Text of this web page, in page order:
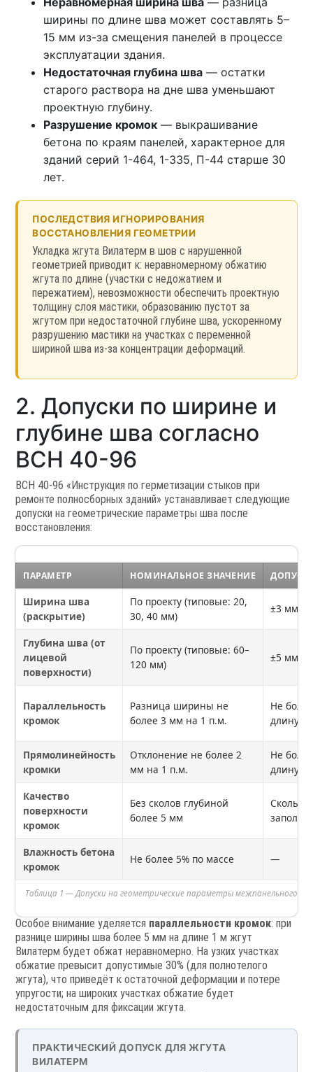
ширины по длине шва может составлять 5–
15 мм из-за смещения панелей в процессе
эксплуатации здания.
Недостаточная глубина шва — остатки
старого раствора на дне шва уменьшают
проектную глубину.
Разрушение кромок — выкрашивание
бетона по краям панелей, характерное для
зданий серий 1-464, 1-335, П-44 старше 30
лет.
ПОСЛЕДСТВИЯ ИГНОРИРОВАНИЯ
ВОССТАНОВЛЕНИЯ ГЕОМЕТРИИ
Укладка жгута Вилатерм в шов с нарушенной
геометрией приводит к: неравномерному обжатию
жгута по длине (участки с недожатием и
пережатием), невозможности обеспечить проектную
толщину слоя мастики, образованию пустот за
жгутом при недостаточной глубине шва, ускоренному
разрушению мастики на участках с переменной
шириной шва из-за концентрации деформаций.
2. Допуски по ширине и
глубине шва согласно
ВСН 40-96
ВСН 40-96 «Инструкция по герметизации стыков при
ремонте полносборных зданий» устанавливает следующие
допуски на геометрические параметры шва после
восстановления:
Таблица 1 — Допуски на геометрические параметры межпанельного
ПАРАМЕТР НОМИНАЛЬНОЕ ЗНАЧЕНИЕ
Ширина шва
(раскрытие)
По проекту (типовые: 20,
30, 40 мм)
±3 мм
Глубина шва (от
лицевой
поверхности)
По проекту (типовые: 60–
120 мм)
±5 мм
Параллельность
кромок
Разница ширины не
более 3 мм на 1 п.м.
Не
длину
Прямолинейность
кромки
Отклонение не более 2
мм на 1 п.м.
Не
длину
Качество
поверхности
кромок
Без сколов глубиной
более 5 мм
Сколы
Влажность бетона
кромок
Не более 5% по массе —
Особое внимание уделяется параллельности кромок: при
разнице ширины шва более 5 мм на длине 1 м жгут
Вилатерм будет обжат неравномерно. На узких участках
обжатие превысит допустимые 30% (для полнотелого
жгута), что приведёт к остаточной деформации и потере
упругости; на широких участках обжатие будет
недостаточным для фиксации жгута.
ПРАКТИЧЕСКИЙ ДОПУСК ДЛЯ ЖГУТА
ВИЛАТЕРМ